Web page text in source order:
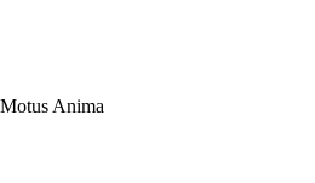
Motus Anima